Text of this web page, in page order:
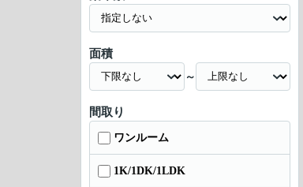
面積
～
間取り
ワンルーム
1K/1DK/1LDK